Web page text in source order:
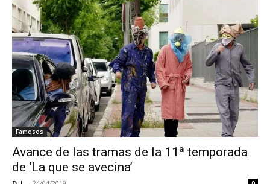
Famosos
Avance de las tramas de la 11ª temporada
de ‘La que se avecina’